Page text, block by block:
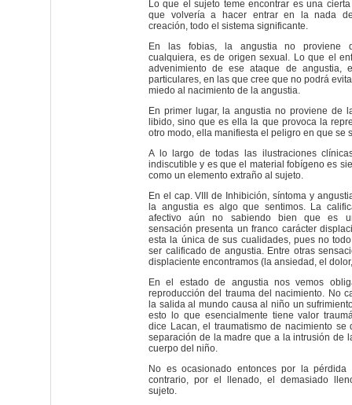
Lo que el sujeto teme encontrar es una
que volvería a hacer entrar en la nada
creación, todo el sistema significante.
En las fobias, la angustia no proviene
cualquiera, es de origen sexual. Lo que el
advenimiento de ese ataque de angustia,
particulares, en las que cree que no podrá
miedo al nacimiento de la angustia.
En primer lugar, la angustia no proviene de
libido, sino que es ella la que provoca la
otro modo, ella manifiesta el peligro en que se
A lo largo de todas las ilustraciones
indiscutible y es que el material fobígeno es
como un elemento extraño al sujeto.
En el cap. VIII de Inhibición, síntoma y
la angustia es algo que sentimos. La
afectivo aún no sabiendo bien que es
sensación presenta un franco carácter
esta la única de sus cualidades, pues no
ser calificado de angustia. Entre otras
displaciente encontramos (la ansiedad, el
En el estado de angustia nos vemos
reproducción del trauma del nacimiento. No
la salida al mundo causa al niño un
esto lo que esencialmente tiene valor
dice Lacan, el traumatismo de nacimiento se
separación de la madre que a la intrusión de
cuerpo del niño.
No es ocasionado entonces por la
contrario, por el llenado, el demasiado
sujeto.